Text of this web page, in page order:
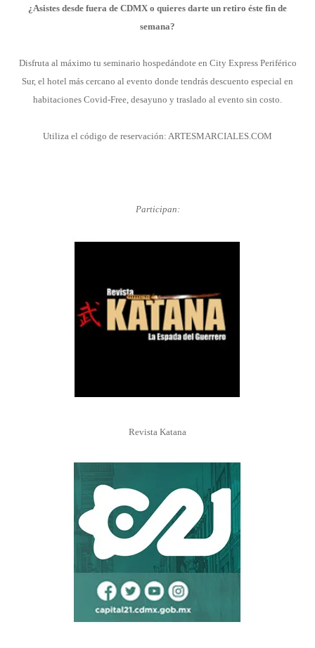
¿Asistes desde fuera de CDMX o quieres darte un retiro éste fin de
semana?
Disfruta al máximo tu seminario hospedándote en City Express Periférico
Sur, el hotel más cercano al evento donde tendrás descuento especial en
habitaciones Covid-Free, desayuno y traslado al evento sin costo.
Utiliza el código de reservación: ARTESMARCIALES.COM
Participan:
Revista Katana